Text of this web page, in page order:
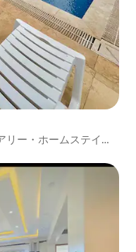
ー・ホームステイ・